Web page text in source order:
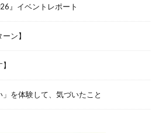
』イベントレポート
ン】
」を体験して、気づいたこと